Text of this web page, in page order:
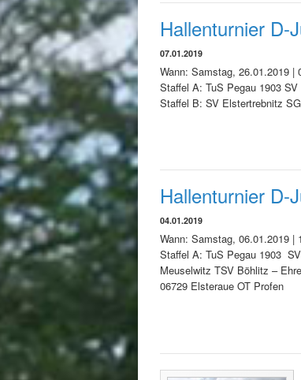
Hallenturnier D-
07.01.2019
Wann: Samstag, 26.01.2019 |
Staffel A: TuS Pegau 1903
Staffel B: SV Elstertrebnitz
Hallenturnier D-
04.01.2019
Wann: Samstag, 06.01.2019 |
Staffel A: TuS Pegau 1903
Meuselwitz TSV Böhlitz –
06729 Elsteraue OT Profen